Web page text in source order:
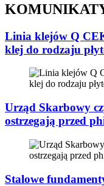
Linia klejów Q
klej do rodzaju
Urząd Skarbowy
ostrzegają przed
Stalowe